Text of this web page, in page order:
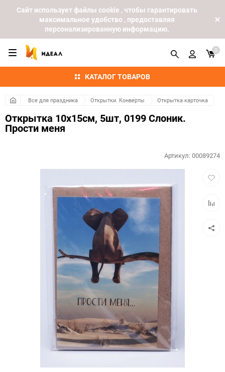
Cайт использует файлы cookie , чтобы гарантировать
максимальное удобство , предоставляя
персонализированную информацию.
КАТАЛОГ ТОВАРОВ
0
Все для праздника Открытки. Конверты Открытка карточка
Открытка 10х15см, 5шт, 0199 Слоник.
Прости меня
Артикул:00089274